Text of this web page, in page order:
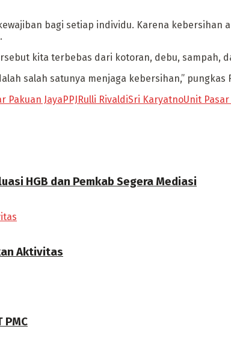
bagi setiap individu. Karena kebersihan
kita terbebas dari kotoran, debu, sampah,
salah satunya menjaga kebersihan,” pungkas
Pakuan JayaPPJRulli RivaldiSri KaryatnoUnit Pasar
HGB dan Pemkab Segera Mediasi
Aktivitas